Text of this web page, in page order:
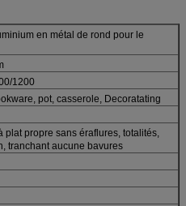
en métal de rond pour le
1200
pot, casserole, Decoratating
plat propre sans éraflures, totalités,
tranchant aucune bavures